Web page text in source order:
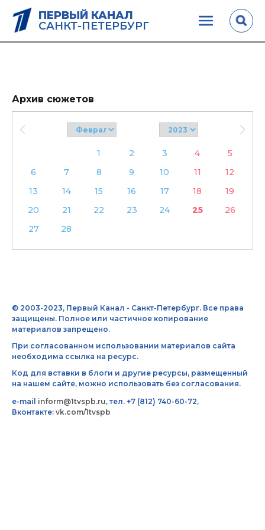
ПЕРВЫЙ КАНАЛ
САНКТ-ПЕТЕРБУРГ
Архив сюжетов
1 2 3 4
5
6
7 8 9 10 11
12
13
14 15 16 17 18
19
20
21 22 23 24 25
26
27
28
© 2003-2023, Первый Канал - Санкт-Петербург. Все права
защищены. Полное или частичное копирование
материалов запрещено.
При согласованном использовании материалов сайта
необходима ссылка на ресурс.
Код для вставки в блоги и другие ресурсы, размещенный
на нашем сайте, можно использовать без согласования.
e-mail inform@1tvspb.ru, тел. +7 (812) 740-60-72,
Вконтакте: vk.com/1tvspb